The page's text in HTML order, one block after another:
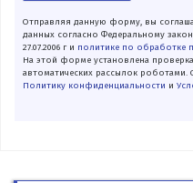
Отправляя данную форму, вы
данных согласно Федеральному
27.07.2006 г и политике по обработке
На этой форме установлена
автоматических рассылок
Политику конфиденциальности и